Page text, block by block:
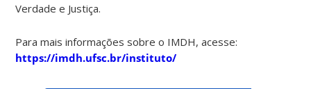
Verdade e Justiça.
Para mais informações sobre o IMDH, acesse:
https://imdh.ufsc.br/instituto/